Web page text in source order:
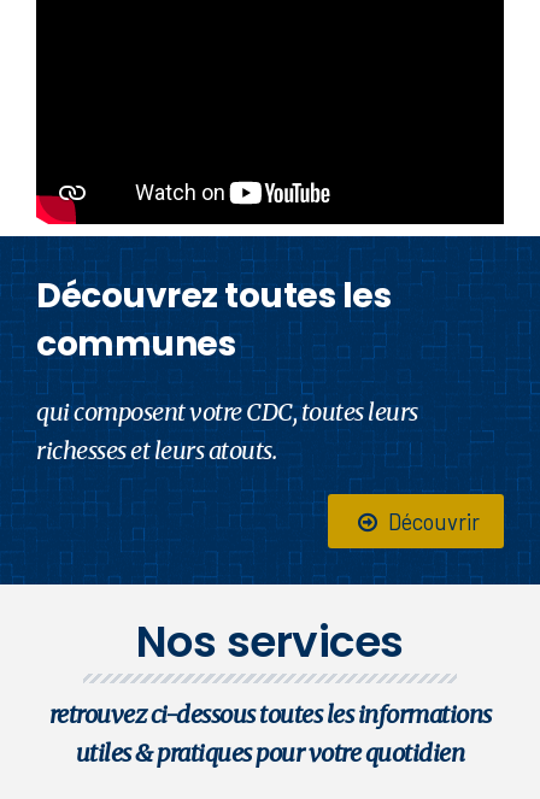
Découvrez toutes les
communes
qui composent votre CDC, toutes leurs
richesses et leurs atouts.
Découvrir
Nos services
retrouvez ci-dessous toutes les informations
utiles & pratiques pour votre quotidien